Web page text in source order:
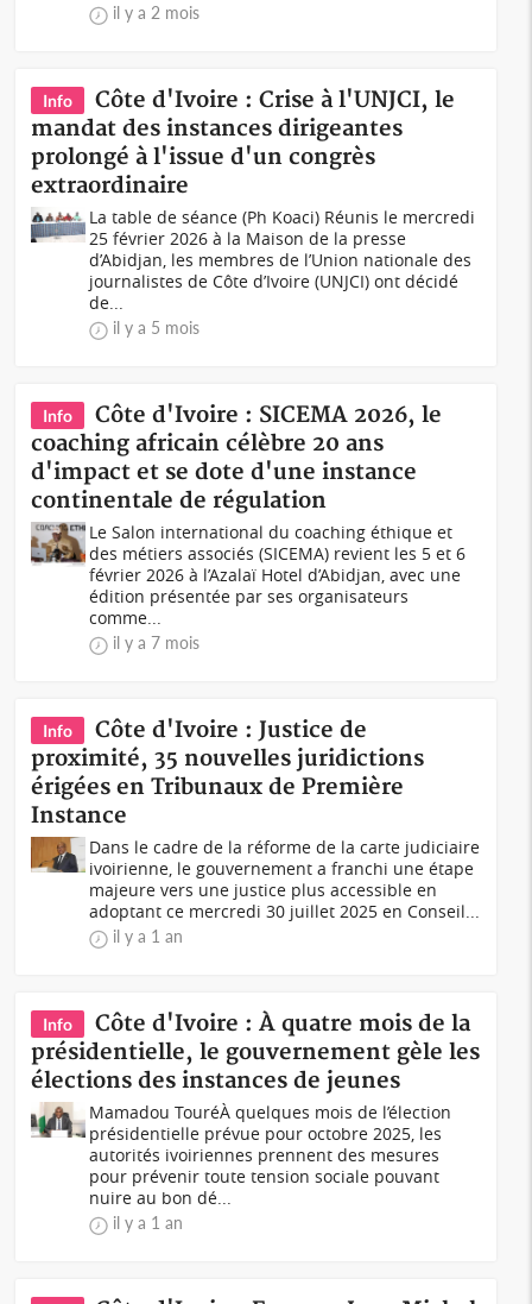
il y a 2 mois
Info
Côte d'Ivoire : Crise à l'UNJCI, le
mandat des instances dirigeantes
prolongé à l'issue d'un congrès
extraordinaire
La table de séance (Ph Koaci) Réunis le mercredi
25 février 2026 à la Maison de la presse
d’Abidjan, les membres de l’Union nationale des
journalistes de Côte d’Ivoire (UNJCI) ont décidé
de...
il y a 5 mois
Info
Côte d'Ivoire : SICEMA 2026, le
coaching africain célèbre 20 ans
d'impact et se dote d'une instance
continentale de régulation
Le Salon international du coaching éthique et
des métiers associés (SICEMA) revient les 5 et 6
février 2026 à l’Azalaï Hotel d’Abidjan, avec une
édition présentée par ses organisateurs
comme...
il y a 7 mois
Info
Côte d'Ivoire : Justice de
proximité, 35 nouvelles juridictions
érigées en Tribunaux de Première
Instance
Dans le cadre de la réforme de la carte judiciaire
ivoirienne, le gouvernement a franchi une étape
majeure vers une justice plus accessible en
adoptant ce mercredi 30 juillet 2025 en Conseil...
il y a 1 an
Info
Côte d'Ivoire : À quatre mois de la
présidentielle, le gouvernement gèle les
élections des instances de jeunes
Mamadou TouréÀ quelques mois de l’élection
présidentielle prévue pour octobre 2025, les
autorités ivoiriennes prennent des mesures
pour prévenir toute tension sociale pouvant
nuire au bon dé...
il y a 1 an